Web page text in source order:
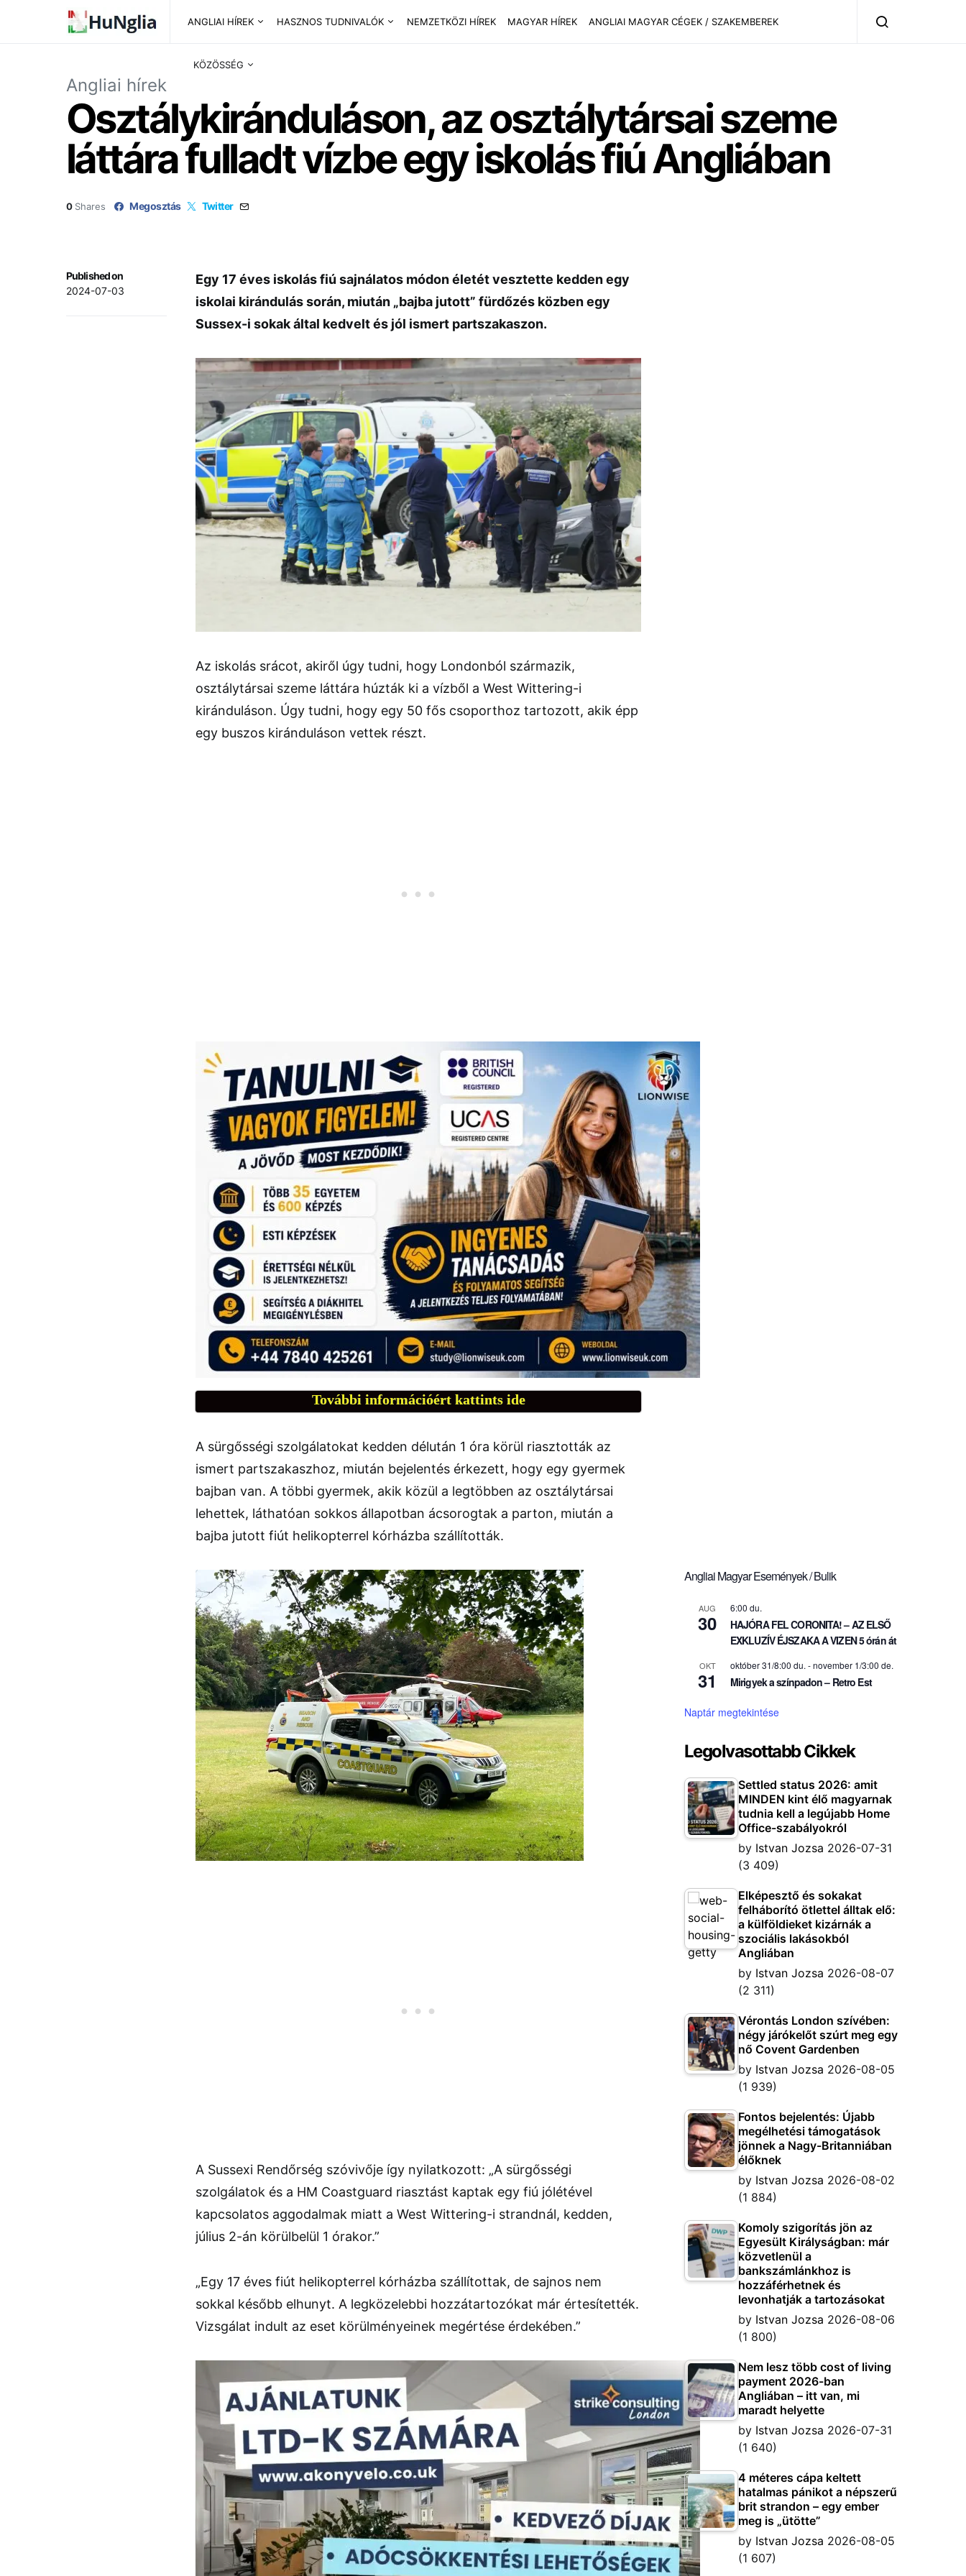
ANGLIAI HÍREK HASZNOS TUDNIVALÓK NEMZETKÖZI HÍREK MAGYAR HÍREK ANGLIAI MAGYAR CÉGEK / SZAKEMBEREK
KÖZÖSSÉG
Angliai hírek
Osztálykiránduláson, az osztálytársai szeme
láttára fulladt vízbe egy iskolás fiú Angliában
0 Shares Megosztás Twitter
Published on
2024-07-03
Egy 17 éves iskolás fiú sajnálatos módon életét vesztette kedden egy
iskolai kirándulás során, miután „bajba jutott” fürdőzés közben egy
Sussex-i sokak által kedvelt és jól ismert partszakaszon.
Az iskolás srácot, akiről úgy tudni, hogy Londonból származik,
osztálytársai szeme láttára húzták ki a vízből a West Wittering-i
kiránduláson. Úgy tudni, hogy egy 50 fős csoporthoz tartozott, akik épp
egy buszos kiránduláson vettek részt.
További információért kattints ide
A sürgősségi szolgálatokat kedden délután 1 óra körül riasztották az
ismert partszakaszhoz, miután bejelentés érkezett, hogy egy gyermek
bajban van. A többi gyermek, akik közül a legtöbben az osztálytársai
lehettek, láthatóan sokkos állapotban ácsorogtak a parton, miután a
bajba jutott fiút helikopterrel kórházba szállították.
A Sussexi Rendőrség szóvivője így nyilatkozott: „A sürgősségi
szolgálatok és a HM Coastguard riasztást kaptak egy fiú jólétével
kapcsolatos aggodalmak miatt a West Wittering-i strandnál, kedden,
július 2-án körülbelül 1 órakor.”
„Egy 17 éves fiút helikopterrel kórházba szállítottak, de sajnos nem
sokkal később elhunyt. A legközelebbi hozzátartozókat már értesítették.
Vizsgálat indult az eset körülményeinek megértése érdekében.”
Angliai Magyar Események / Bulik
AUG
30
6:00 du.
HAJÓRA FEL CORONITA! – AZ ELSŐ
EXKLUZÍV ÉJSZAKA A VIZEN 5 órán át
OKT
31
október 31/8:00 du. -november 1/3:00 de.
Mirigyek a színpadon – Retro Est
Naptár megtekintése
Legolvasottabb Cikkek
Settled status 2026: amit
MINDEN kint élő magyarnak
tudnia kell a legújabb Home
Office-szabályokról
by Istvan Jozsa 2026-07-31
(3 409)
Elképesztő és sokakat
felháborító ötlettel álltak elő:
a külföldieket kizárnák a
szociális lakásokból
Angliában
by Istvan Jozsa 2026-08-07
(2 311)
Vérontás London szívében:
négy járókelőt szúrt meg egy
nő Covent Gardenben
by Istvan Jozsa 2026-08-05
(1 939)
Fontos bejelentés: Újabb
megélhetési támogatások
jönnek a Nagy-Britanniában
élőknek
by Istvan Jozsa 2026-08-02
(1 884)
Komoly szigorítás jön az
Egyesült Királyságban: már
közvetlenül a
bankszámlánkhoz is
hozzáférhetnek és
levonhatják a tartozásokat
by Istvan Jozsa 2026-08-06
(1 800)
Nem lesz több cost of living
payment 2026-ban
Angliában – itt van, mi
maradt helyette
by Istvan Jozsa 2026-07-31
(1 640)
4 méteres cápa keltett
hatalmas pánikot a népszerű
brit strandon – egy ember
meg is „ütötte”
by Istvan Jozsa 2026-08-05
(1 607)